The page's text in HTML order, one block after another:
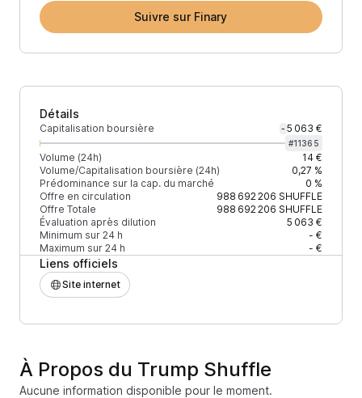
Suivre sur Finary
Détails
Capitalisation boursière - 5 063 €
#11365
Volume (24h)
14 €
Volume/Capitalisation boursière (24h)
0,27 %
Prédominance sur la cap. du marché
0 %
Offre en circulation
988 692 206 SHUFFLE
Offre Totale
988 692 206 SHUFFLE
Évaluation après dilution
5 063 €
Minimum sur 24 h
- €
Maximum sur 24 h
- €
Liens officiels
Site internet
À Propos du Trump Shuffle
Aucune information disponible pour le moment.